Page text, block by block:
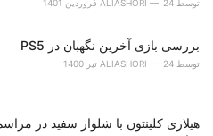
توسط ALIASHORI 24 فروردین 1401
بررسی بازی آخرین نگهبان در PS5
توسط ALIASHORI 24 تیر 1400
هیلاری کلینتون با شلوار سفید در